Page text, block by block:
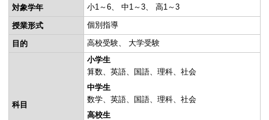
対象学年
小1～6 中1～3 高1～3
授業形式 個別指導
目的 高校受験 大学受験
科目
小学生
算数
英語 国語 理科
社会
中学生
数学
英語 国語 理科
社会
高校生